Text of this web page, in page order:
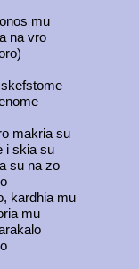
mu
na vro
makria su
i skia su
su na zo
kardhia mu
mu